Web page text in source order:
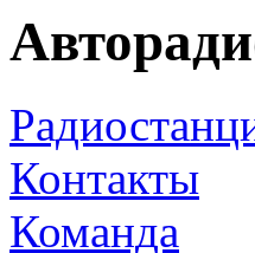
Контакты
Команда